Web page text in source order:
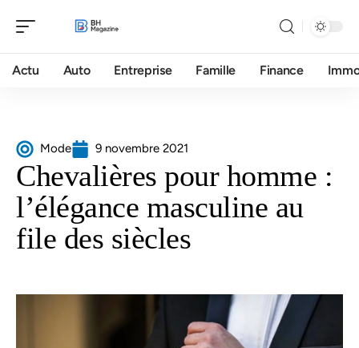
Actu Auto Entreprise Famille Finance
Mode 9 novembre 2021
Chevalières pour homme :
l’élégance masculine au
file des siècles